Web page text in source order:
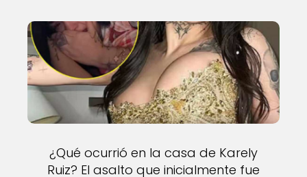
¿Qué ocurrió en la casa de Karely
Ruiz? El asalto que inicialmente fue